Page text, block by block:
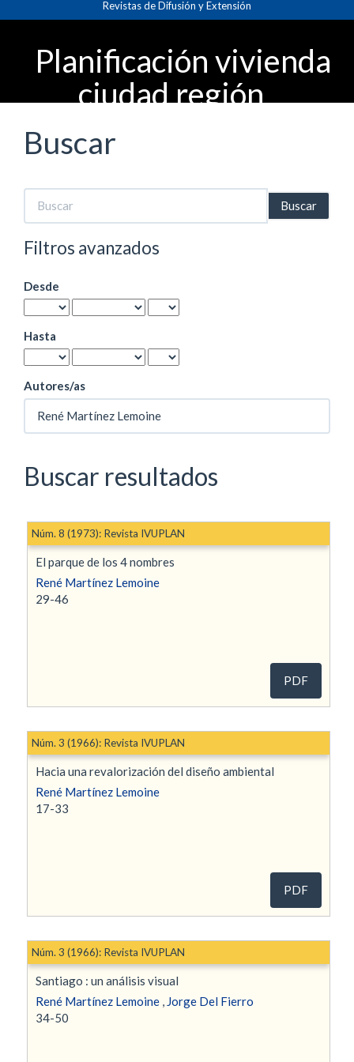
principal
principal
Barra
Revistas de Difusión y Extensión
Planificación vivienda
ciudad región
Buscar
Buscar
artículos
por
Filtros avanzados
Desde
Hasta
Autores/as
Buscar resultados
El parque de los 4 nombres
René Martínez Lemoine
29-46
Núm. 8 (1973): Revista IVUPLAN
PDF
Hacia una revalorización del diseño ambiental
René Martínez Lemoine
17-33
Núm. 3 (1966): Revista IVUPLAN
PDF
Santiago : un análisis visual
René Martínez Lemoine, Jorge Del Fierro
34-50
Núm. 3 (1966): Revista IVUPLAN